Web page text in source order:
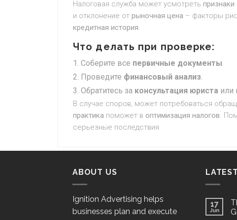
Налоговая служба может усмотреть признаки
и отклонение от рыночная цена – факторы
кредитная история.
Что делать при проверке:
Соберите все первичные документы.
Проведите финансовый анализ.
Обратитесь за консультация юриста или
В случае споров, может потребоваться
практика поможет в оптимизация налогов.
серьезные последствия.
ABOUT US
Ignition Advertising helps
businesses plan and execute
17
Jun